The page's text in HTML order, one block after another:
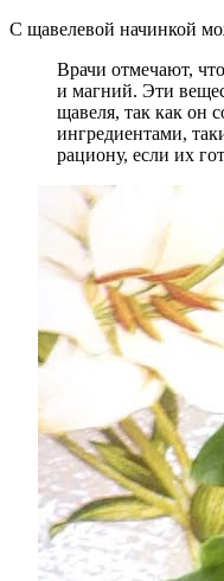
С щавелевой начинкой
Врачи отмечают,
и магний. Эти
щавеля, так как он
ингредиентами,
рациону, если их